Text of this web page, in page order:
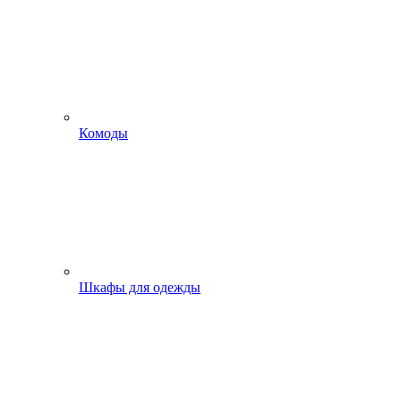
Комоды
Шкафы для одежды